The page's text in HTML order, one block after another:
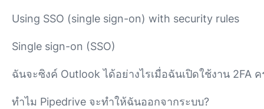
Using SSO (single sign-on) with security rules
Single sign-on (SSO)
ฉันจะซิงค์ Outlook ได้อย่างไรเมื่อฉันเปิดใช้งาน 2FA ค
ทำไม Pipedrive จะทำให้ฉันออกจากระบบ?